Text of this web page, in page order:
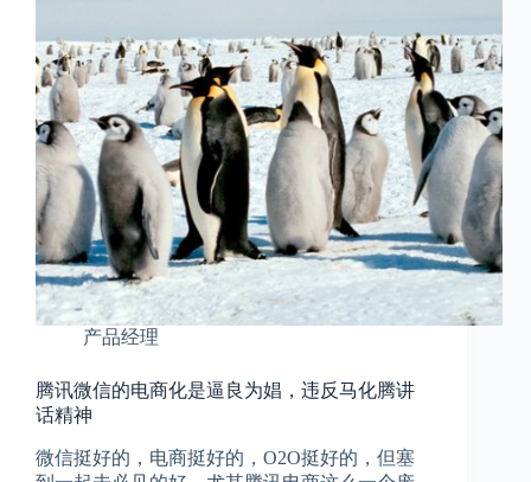
产品经理
腾讯微信的电商化是逼良为娼，违反马化腾讲
话精神
微信挺好的，电商挺好的，O2O挺好的，但塞